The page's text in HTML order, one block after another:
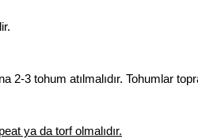
2-3 tohum atılmalıdır. Tohumlar
ya da torf olmalıdır.